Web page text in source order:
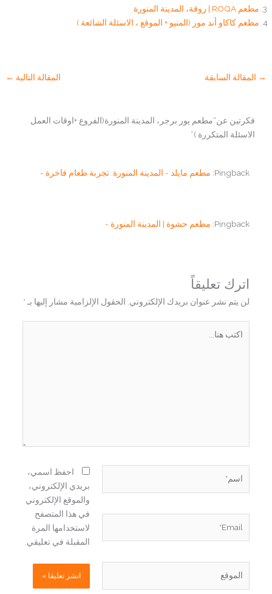
مطعم ROQA | روقة، المدينة المنورة
مطعم كاكاو أند مور (المنيو + الموقع ، الاسئلة الشائعة )
→ المقالة السابقة المقالة التالية ←
فكرتين عن“مطعم يور برجر، المدينة المنورة(الفروع +اوقات العمل
الاسئلة المتكررة )”
Pingback: مطعم مايلد - المدينة المنورة: تجربة طعام فاخرة -
Pingback: مطعم حشوة | المدينة المنورة -
اترك تعليقاً
لن يتم نشر عنوان بريدك الإلكتروني. الحقول الإلزامية مشار إليها بـ *
احفظ اسمي،
بريدي الإلكتروني،
والموقع الإلكتروني
في هذا المتصفح
لاستخدامها المرة
المقبلة في تعليقي.